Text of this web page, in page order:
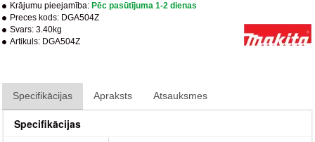
Krājumu pieejamība: Pēc pasūtījuma 1-2 dienas
Preces kods: DGA504Z
Svars: 3.40kg
Artikuls: DGA504Z
Specifikācijas Apraksts Atsauksmes
Specifikācijas